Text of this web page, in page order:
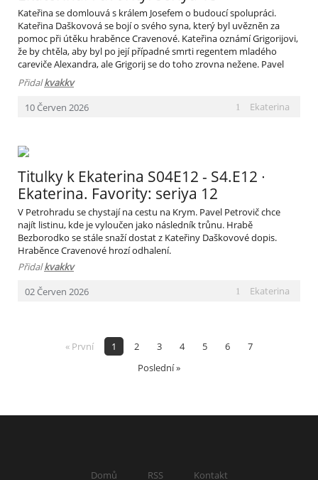
10 Červen 2026
Kateřina se domlouvá s králem Josefem o budoucí spolupráci.
Kateřina Daškovová se bojí o svého syna, který byl uvězněn za
pomoc při útěku hraběnce Cravenové. Kateřina oznámí Grigorijovi,
že by chtěla, aby byl po její případné smrti regentem mladého
careviče Alexandra, ale Grigorij se do toho zrovna nežene. Pavel
Petrovič lehce ztrácí trpělivost se svými potomky.
Přidalkvakkv
1 Ekaterina
02 Červen 2026
Titulky k Ekaterina S04E12 - S4.E12 ∙
Ekaterina. Favority: seriya 12
V Petrohradu se chystají na cestu na Krym. Pavel Petrovič chce
najít listinu, kde je vyloučen jako následník trůnu. Hrabě
Bezborodko se stále snaží dostat z Kateřiny Daškovové dopis.
Hraběnce Cravenové hrozí odhalení.
Přidalkvakkv
1 Ekaterina
« První 1 2 3 4 5 6
7
Poslední »
Domů RSS Kontakt